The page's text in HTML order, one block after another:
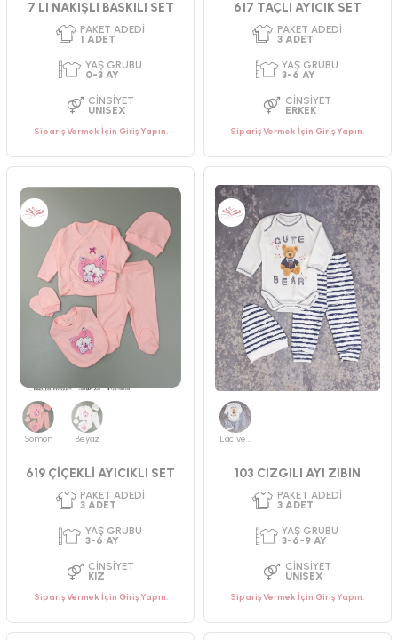
7 LI NAKIŞLI BASKILI SET
PAKET ADEDI
1 ADET
0-3 AY
CINSIYET
UNISEX
Sipariş Vermek İçin Giriş Yapın.
617 TAÇLI AYICIK SET
PAKET ADEDI
3ADET
YAŞ GRUBU
3-6 AY
Sipariş Vermek İçin Giriş Yapın.
Somon Beyaz
619 ÇİÇEKLİ AYICIKLI SET
Sipariş Vermek İçin Giriş Yapın.
103 CIZGILI AYI ZIBIN
Sipariş Vermek İçin Giriş Yapın.